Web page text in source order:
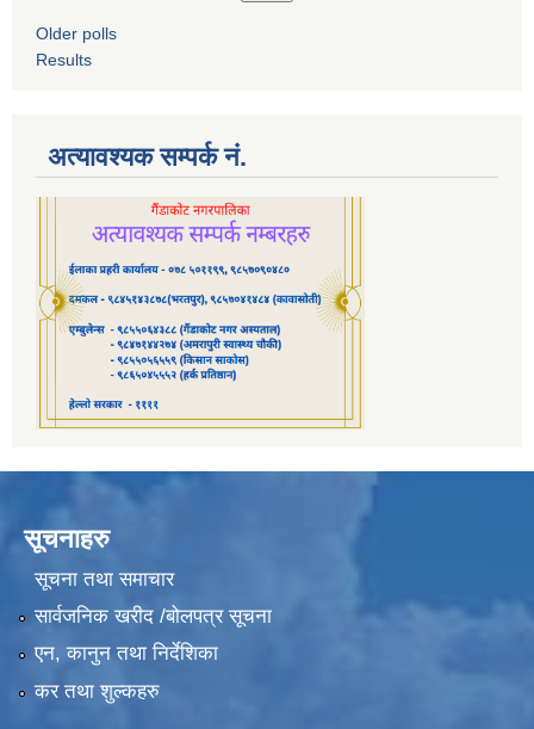
Older polls
Results
अत्यावश्यक सम्पर्क नं.
सूचनाहरु
सूचना तथा समाचार
सार्वजनिक खरीद /बोलपत्र सूचना
एन, कानुन तथा निर्देशिका
कर तथा शुल्कहरु